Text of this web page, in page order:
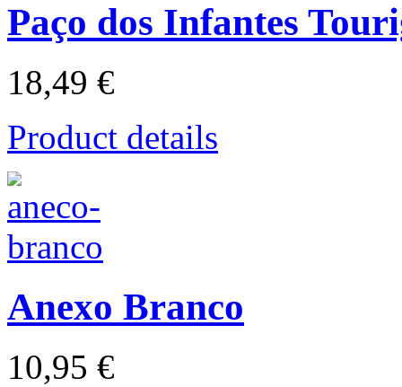
Paço dos Infantes
18,49 €
Product details
Anexo Branco
10,95 €